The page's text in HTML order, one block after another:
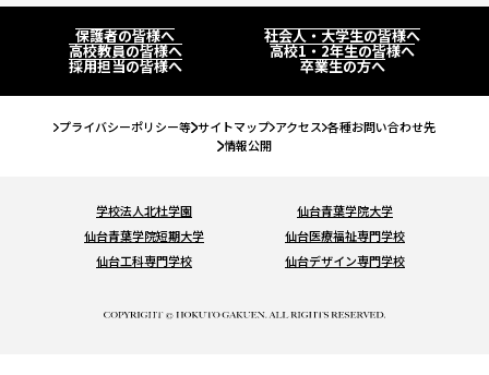
高校1・2年生の皆様へ
卒業生の方へ
公務員・就職・資格に強い10の理由
学生紹介
卒業生紹介
キャンパス紹介
キャンパスライフ
クラブ＆サークル
系統紹介
事務系
IT・ビジネス系
税理士・会計士系
公務員・就職・資格実績
資格・検定合格実績
入試について
コンビニ決済（選考料）
イベント情報
オープンキャンパスに申し込む
#青春Expressとオープンキャンパスに申し込む
保護者の皆様へ 社会人・大学生の皆様へ
高校教員の皆様へ 高校1・2年生の皆様へ
採用担当の皆様へ 卒業生の方へ
プライバシーポリシー等 サイトマップ アクセス 各種お問い合わせ先
情報公開
学校法人北杜学園
仙台青葉学院大学
仙台青葉学院短期大学
仙台医療福祉専門学校
仙台工科専門学校
仙台デザイン専門学校